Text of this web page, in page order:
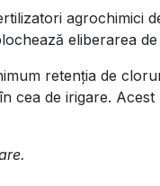
agrochimici
eliberarea
retenția de
cea de irigare.